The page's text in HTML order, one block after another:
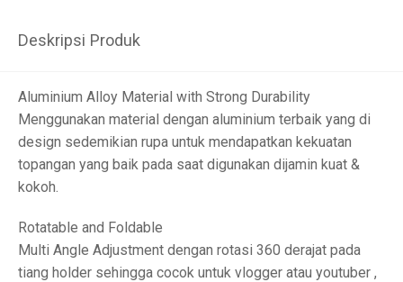
Deskripsi Produk
Aluminium Alloy Material with Strong Durability
Menggunakan material dengan aluminium terbaik yang di
design sedemikian rupa untuk mendapatkan kekuatan
topangan yang baik pada saat digunakan dijamin kuat &
kokoh.
Rotatable and Foldable
Multi Angle Adjustment dengan rotasi 360 derajat pada
tiang holder sehingga cocok untuk vlogger atau youtuber ,